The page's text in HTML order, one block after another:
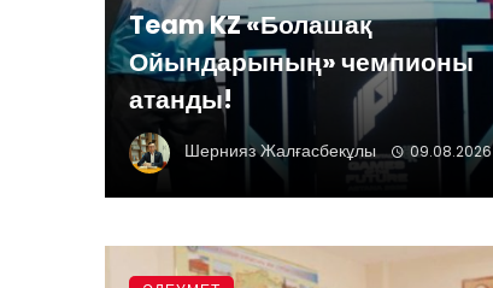
Team KZ «Болашақ
Ойындарының» чемпионы
атанды!
Шернияз Жалғасбекұлы 09.08.2026